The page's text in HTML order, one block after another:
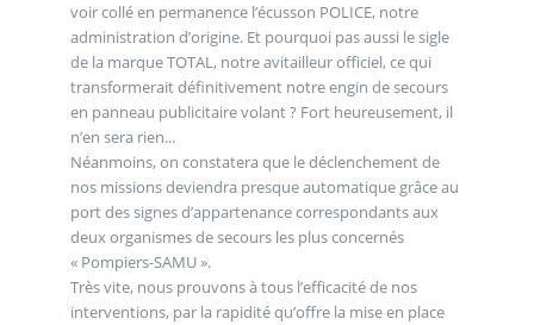
voir collé en permanence l’écusson POLICE, notre
administration d’origine. Et pourquoi pas aussi le sigle
de la marque TOTAL, notre avitailleur officiel, ce qui
transformerait définitivement notre engin de secours
en panneau publicitaire volant ? Fort heureusement, il
n’en sera rien...
Néanmoins, on constatera que le déclenchement de
nos missions deviendra presque automatique grâce au
port des signes d’appartenance correspondants aux
deux organismes de secours les plus concernés
« Pompiers-SAMU ».
Très vite, nous prouvons à tous l’efficacité de nos
interventions, par la rapidité qu’offre la mise en place